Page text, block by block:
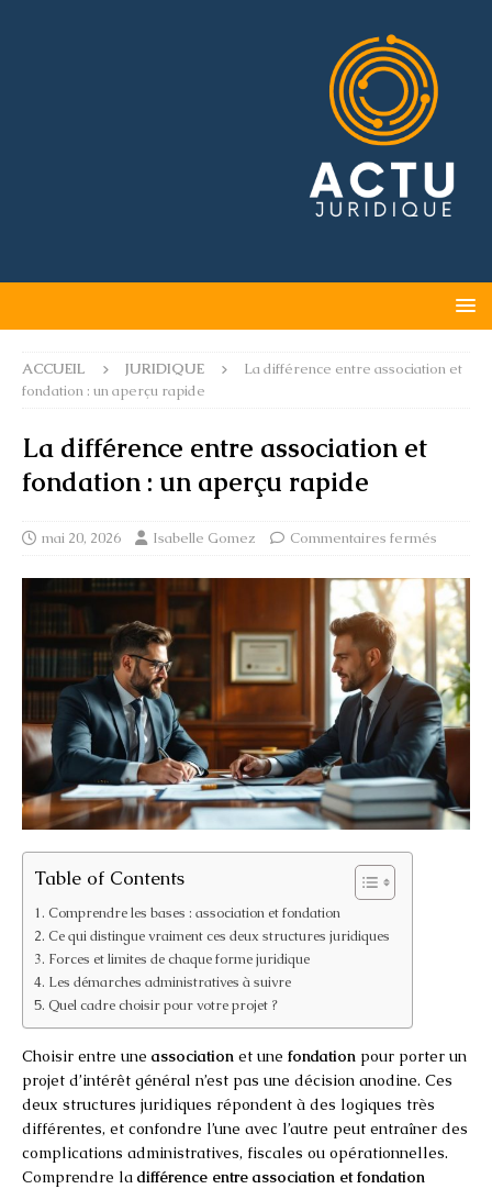
ACCUEIL JURIDIQUE
La différence entre association et
fondation : un aperçu rapide
La différence entre association et
fondation : un aperçu rapide
mai 20, 2026 Isabelle Gomez Commentaires fermés
Table of Contents
Comprendre les bases : association et fondation
Ce qui distingue vraiment ces deux structures juridiques
Forces et limites de chaque forme juridique
Les démarches administratives à suivre
Quel cadre choisir pour votre projet ?
Choisir entre une association et une fondation pour porter un
projet d’intérêt général n’est pas une décision anodine. Ces
deux structures juridiques répondent à des logiques très
différentes, et confondre l’une avec l’autre peut entraîner des
complications administratives, fiscales ou opérationnelles.
Comprendre la différence entre association et fondation